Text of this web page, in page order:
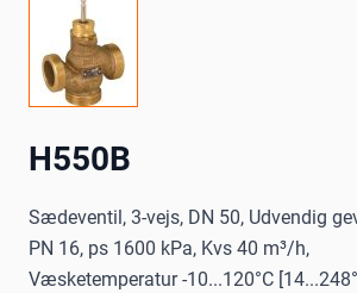
H550B
Sædeventil, 3-vejs, DN 50, Udvendig
PN 16, ps 1600 kPa, Kvs 40 m³/h,
Væsketemperatur -10...120°C